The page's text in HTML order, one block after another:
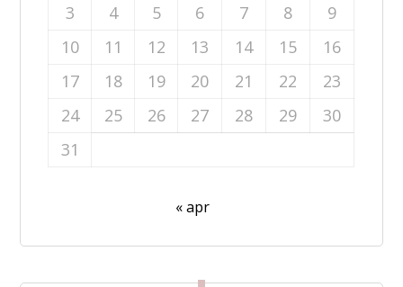
3
4 5 6 7 8
9
10
11 12 13 14 15
16
17
18 19 20 21 22
23
24
25 26 27 28 29
30
31
« apr